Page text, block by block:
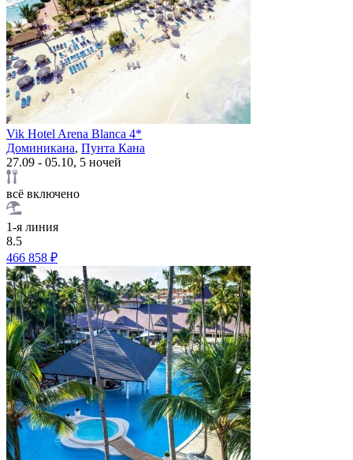
Vik Hotel Arena Blanca 4*
Доминикана, Пунта Кана
27.09 - 05.10, 5 ночей
всё включено
1-я линия
8.5
466 858 ₽